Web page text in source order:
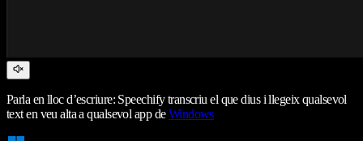
Parla en lloc d’escriure: Speechify transcriu el que dius i llegeix qualsevol
text en veu alta a qualsevol app deWindows